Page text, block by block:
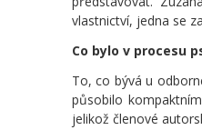
vlastnictví, jedna se
Co bylo v procesu
To, co bývá u
působilo
jelikož členové